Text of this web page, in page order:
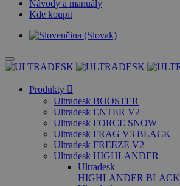
Návody a manuály
Kde koupit
Produkty
Ultradesk BOOSTER
Ultradesk ENTER V2
Ultradesk FORCE SNOW
Ultradesk FRAG V3 BLACK
Ultradesk FREEZE V2
Ultradesk HIGHLANDER
Ultradesk
HIGHLANDER BLACK